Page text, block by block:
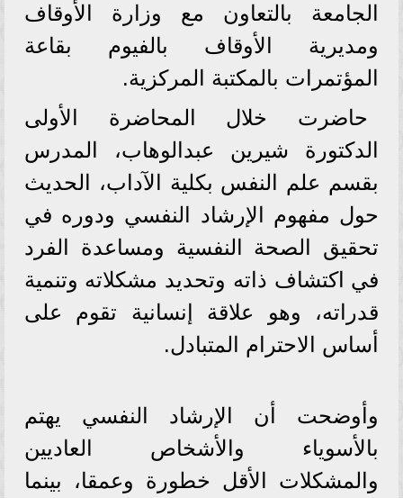
الجامعة بالتعاون مع وزارة الأوقاف
ومديرية الأوقاف بالفيوم بقاعة
المؤتمرات بالمكتبة المركزية.
حاضرت خلال المحاضرة الأولى
الدكتورة شيرين عبدالوهاب، المدرس
بقسم علم النفس بكلية الآداب، الحديث
حول مفهوم الإرشاد النفسي ودوره في
تحقيق الصحة النفسية ومساعدة الفرد
في اكتشاف ذاته وتحديد مشكلاته وتنمية
قدراته، وهو علاقة إنسانية تقوم على
أساس الاحترام المتبادل.
وأوضحت أن الإرشاد النفسي يهتم
بالأسوياء والأشخاص العاديين
والمشكلات الأقل خطورة وعمقا، بينما